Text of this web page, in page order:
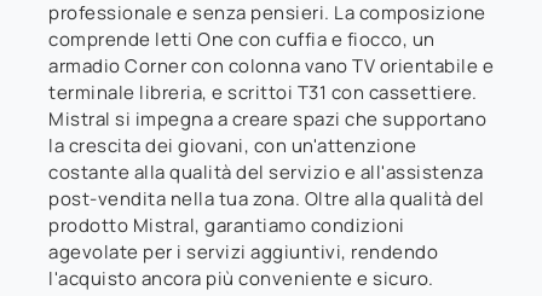
professionale e senza pensieri. La composizione
comprende letti One con cuffia e fiocco, un
armadio Corner con colonna vano TV orientabile e
terminale libreria, e scrittoi T31 con cassettiere.
Mistral si impegna a creare spazi che supportano
la crescita dei giovani, con un'attenzione
costante alla qualità del servizio e all'assistenza
post-vendita nella tua zona. Oltre alla qualità del
prodotto Mistral, garantiamo condizioni
agevolate per i servizi aggiuntivi, rendendo
l'acquisto ancora più conveniente e sicuro.